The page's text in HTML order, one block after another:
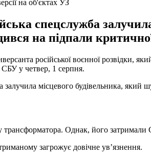
на об'єктах УЗ
спецслужба
на підпали
російської воєнної розвідки,
у четвер, 1 серпня.
місцевого будівельника,
Однак, його затримали
загрожує довічне ув’язнення.